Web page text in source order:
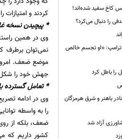
کردند و امتیازات را
* پیچیدن نسخه
وی در همین
نمی‌توان برطرف
موضع ضعف.
جهش خود را
* تعامل گسترده
وی در ادامه
را به واسطه
کاخ سفید شده‌اند!
«او تجسم خالص
را باطل کرد
بنادر باهنر و شرق هرمزگان